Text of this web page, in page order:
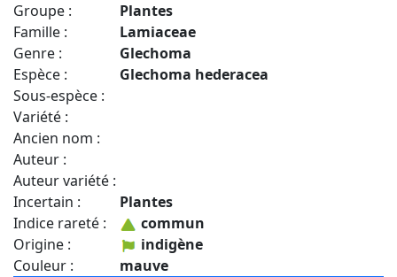
Groupe :
Plantes
Famille :
Lamiaceae
Genre :
Glechoma
Espèce :
Glechoma hederacea
Sous-espèce :
Variété :
Ancien nom :
Auteur :
Auteur variété :
Incertain :
Plantes
Indice rareté :
commun
Origine :
indigène
Couleur :
mauve